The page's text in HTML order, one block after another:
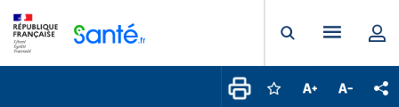
Ouvrir laMenu
Connectez-vous
Augmenter la